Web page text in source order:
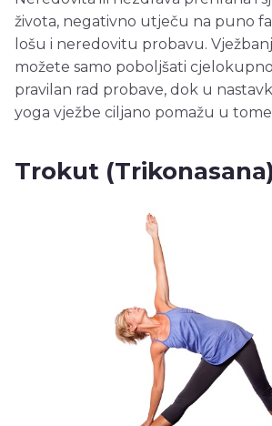
života, negativno utječu na puno
lošu i neredovitu probavu.
možete samo poboljšati
pravilan rad probave, dok u
yoga vježbe ciljano pomažu u
Trokut (Trikonasana)